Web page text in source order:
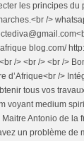
les principes du
/>
blog.com/
/> <br /> <br />
d’Afrique<br />
tous vos
voyant medium
Antonio de la
un problème de